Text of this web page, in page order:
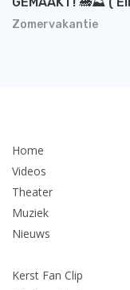
Zomervakantie
Home
Videos
Theater
Muziek
Nieuws
Kerst Fan Clip